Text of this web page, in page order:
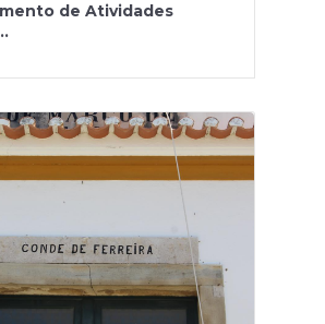
de Atividades